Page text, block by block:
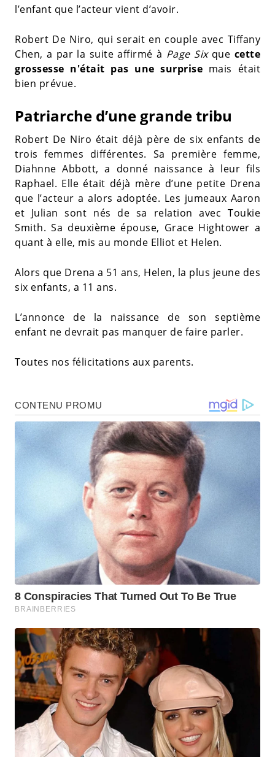
l’enfant que l’acteur vient d’avoir.
Robert De Niro, qui serait en couple avec Tiffany
Chen, a par la suite affirmé à Page Sixque cette
grossesse n'était pas une surprise mais était
bien prévue.
Patriarche d’une grande tribu
Robert De Niro était déjà père de six enfants de
trois femmes différentes. Sa première femme,
Diahnne Abbott, a donné naissance à leur fils
Raphael. Elle était déjà mère d’une petite Drena
que l’acteur a alors adoptée. Les jumeaux Aaron
et Julian sont nés de sa relation avec Toukie
Smith. Sa deuxième épouse, Grace Hightower a
quant à elle, mis au monde Elliot et Helen.
Alors que Drena a 51 ans, Helen, la plus jeune des
six enfants, a 11 ans.
L’annonce de la naissance de son septième
enfant ne devrait pas manquer de faire parler.
Toutes nos félicitations aux parents.